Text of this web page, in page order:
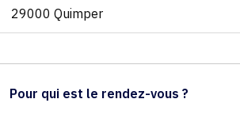
29000 Quimper
Pour qui est le rendez-vous ?